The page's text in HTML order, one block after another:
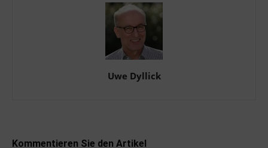
Uwe Dyllick
Kommentieren Sie den Artikel